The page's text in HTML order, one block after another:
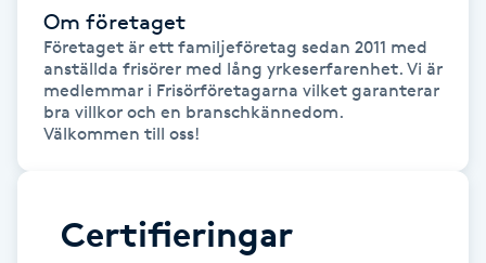
Hälsa
Hälsprickor
Om företaget
Företaget är ett familjeföretag sedan 2011 med
anställda frisörer med lång yrkeserfarenhet. Vi är
medlemmar i Frisörföretagarna vilket garanterar
bra villkor och en branschkännedom.
Certifieringar